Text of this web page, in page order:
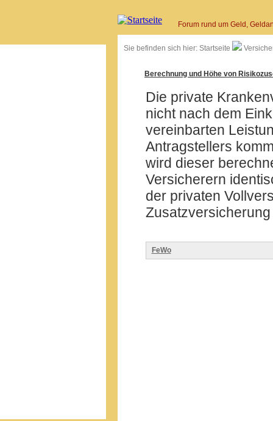
Forum rund um Geld,
Sie befinden sich hier: Startseite
Berechnung und Höhe von
Die private
nicht nach dem
vereinbarten
Antragstellers
wird dieser
Versicherern
der privaten
FeWo